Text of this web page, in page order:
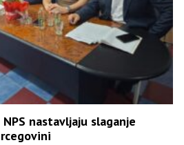
nastavljaju slaganje